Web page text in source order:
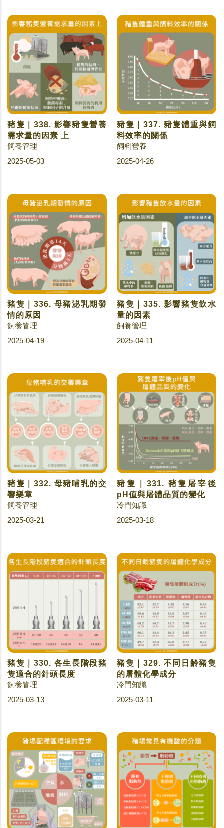
豬隻｜338. 影響豬隻營養
需求量的因素 上
飼養管理
2025-05-03
豬隻｜337. 豬隻體重與飼
料效率的關係
飼料營養
2025-04-26
豬隻｜336. 母豬泌乳期發
情的原因
飼養管理
2025-04-19
豬隻｜335. 影響豬隻飲水
量的因素
飼養管理
2025-04-11
豬隻｜332. 母豬哺乳的交
響樂章
飼養管理
2025-03-21
豬隻｜331. 豬隻屠宰後
pH值與屠體品質的變化
冷門知識
2025-03-18
豬隻｜330. 各生長階段豬
隻適合的針頭長度
飼養管理
2025-03-13
豬隻｜329. 不同日齡豬隻
的屠體化學成分
冷門知識
2025-03-11